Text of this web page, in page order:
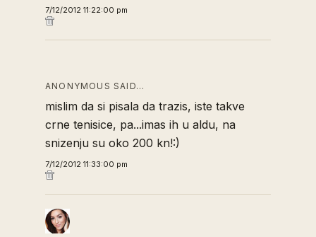
7/12/2012 11:22:00 pm
ANONYMOUS SAID…
mislim da si pisala da trazis, iste takve
crne tenisice, pa...imas ih u aldu, na
snizenju su oko 200 kn!:)
7/12/2012 11:33:00 pm